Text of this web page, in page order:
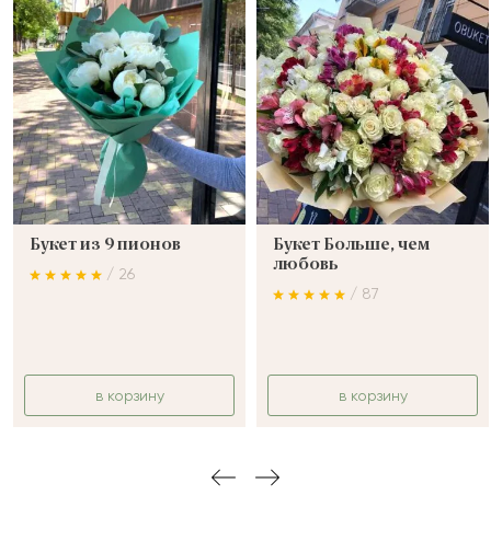
Букет из 9 пионов
/ 26
в корзину
Букет Больше, чем
любовь
/ 87
в корзину